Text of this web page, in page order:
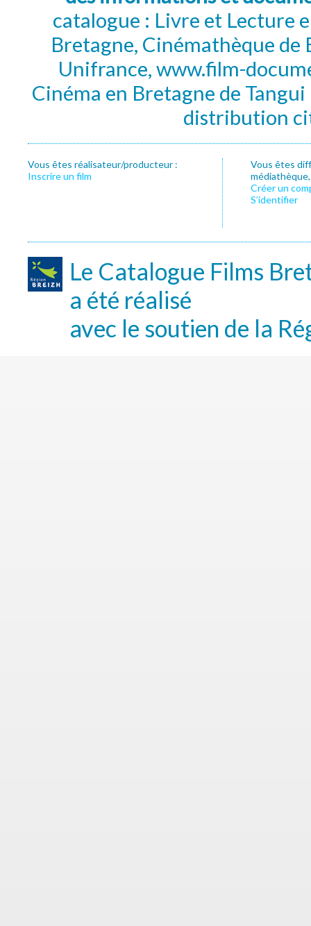
catalogue : Livre et Lecture
Bretagne, Cinémathèque de
Unifrance, www.film-
Cinéma en Bretagne de
distribution
Vous êtes réalisateur/producteur :
Inscrire un film
Vous êtes
Créer un
S’identifier
Le Catalogue Films
a été réalisé
avec le soutien de la